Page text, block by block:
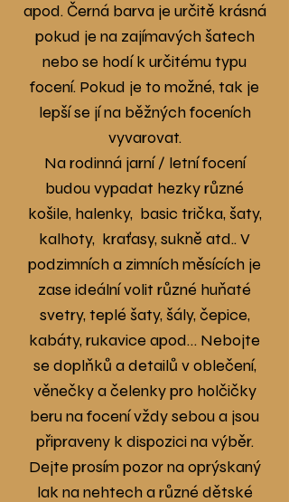
apod. Černá barva je určitě krásná
pokud je na zajímavých šatech
nebo se hodí k určitému typu
focení. Pokud je to možné, tak je
lepší se jí na běžných foceních
vyvarovat.
Na rodinná jarní / letní focení
budou vypadat hezky různé
košile, halenky, basic trička, šaty,
kalhoty, kraťasy, sukně atd.. V
podzimních a zimních měsících je
zase ideální volit různé huňaté
svetry, teplé šaty, šály, čepice,
kabáty, rukavice apod… Nebojte
se doplňků a detailů v oblečení,
věnečky a čelenky pro holčičky
beru na focení vždy sebou a jsou
připraveny k dispozici na výběr.
Dejte prosím pozor na oprýskaný
lak na nehtech a různé dětské